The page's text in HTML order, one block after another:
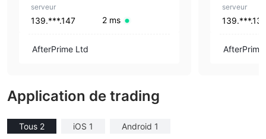
serveur
139.***.147 2 ms
AfterPrime Ltd
serveur
139.***.131
Application de trading
Tous 2 iOS 1 Android 1